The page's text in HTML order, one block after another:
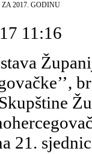
2017. GODINU
11:16
21.